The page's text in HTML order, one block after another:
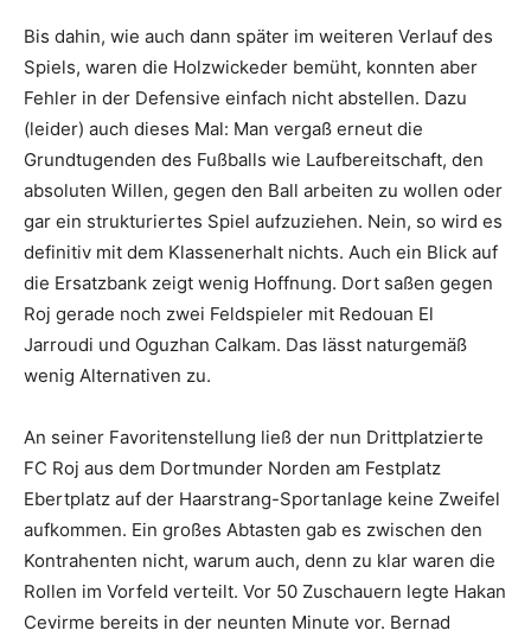
Bis dahin, wie auch dann später im weiteren Verlauf des
Spiels, waren die Holzwickeder bemüht, konnten aber
Fehler in der Defensive einfach nicht abstellen. Dazu
(leider) auch dieses Mal: Man vergaß erneut die
Grundtugenden des Fußballs wie Laufbereitschaft, den
absoluten Willen, gegen den Ball arbeiten zu wollen oder
gar ein strukturiertes Spiel aufzuziehen. Nein, so wird es
definitiv mit dem Klassenerhalt nichts. Auch ein Blick auf
die Ersatzbank zeigt wenig Hoffnung. Dort saßen gegen
Roj gerade noch zwei Feldspieler mit Redouan El
Jarroudi und Oguzhan Calkam. Das lässt naturgemäß
wenig Alternativen zu.
An seiner Favoritenstellung ließ der nun Drittplatzierte
FC Roj aus dem Dortmunder Norden am Festplatz
Ebertplatz auf der Haarstrang-Sportanlage keine Zweifel
aufkommen. Ein großes Abtasten gab es zwischen den
Kontrahenten nicht, warum auch, denn zu klar waren die
Rollen im Vorfeld verteilt. Vor 50 Zuschauern legte Hakan
Cevirme bereits in der neunten Minute vor. Bernad